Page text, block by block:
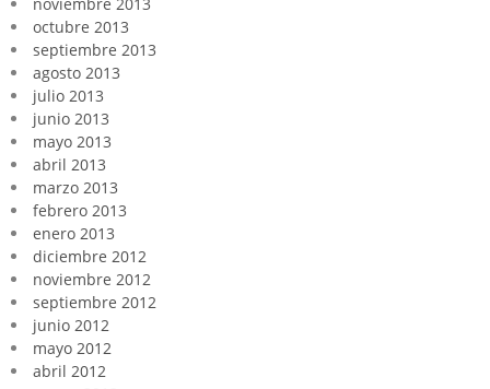
octubre 2013
septiembre 2013
agosto 2013
julio 2013
junio 2013
mayo 2013
abril 2013
marzo 2013
febrero 2013
enero 2013
diciembre 2012
noviembre 2012
septiembre 2012
junio 2012
mayo 2012
abril 2012